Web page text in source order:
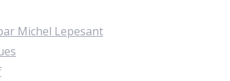
Michel Lepesant